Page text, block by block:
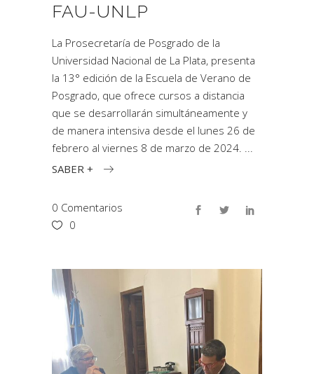
FAU-UNLP
La Prosecretaría de Posgrado de la
Universidad Nacional de La Plata, presenta
la 13° edición de la Escuela de Verano de
Posgrado, que ofrece cursos a distancia
que se desarrollarán simultáneamente y
de manera intensiva desde el lunes 26 de
febrero al viernes 8 de marzo de 2024.
SABER +
0 Comentarios
0